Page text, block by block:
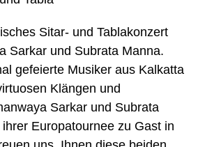
Sitar- und Tablakonzert
Sarkar und Subrata Manna.
gefeierte Musiker aus Kalkatta
Klängen und
Sarkar und Subrata
Europatournee zu Gast in